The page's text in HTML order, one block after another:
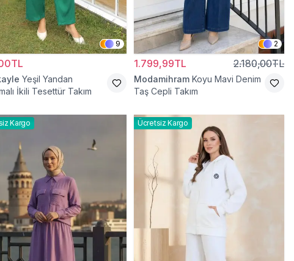
9
Yeşil Yandan
İkili Tesettür Takım
2
1.799,99TL 2.180,00TL
Modamihram Koyu Mavi Denim
Taş Cepli Takım
Kargo Ücretsiz Kargo